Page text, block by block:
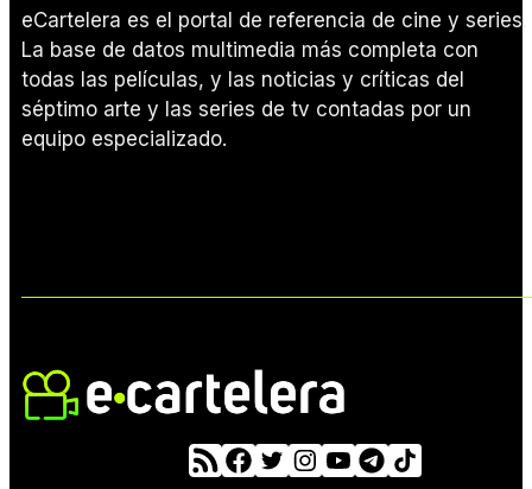
eCartelera es el portal de referencia de cine y series.
La base de datos multimedia más completa con
todas las películas, y las noticias y críticas del
séptimo arte y las series de tv contadas por un
equipo especializado.